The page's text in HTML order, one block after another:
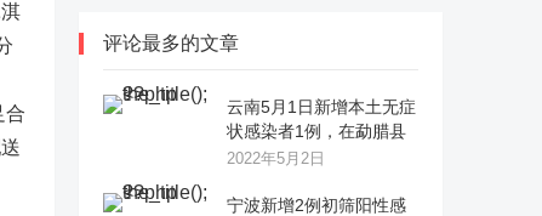
合
评论最多的文章
云南5月1日新增本土无症
状感染者1例，在勐腊县
2022年5月2日
宁波新增2例初筛阳性感